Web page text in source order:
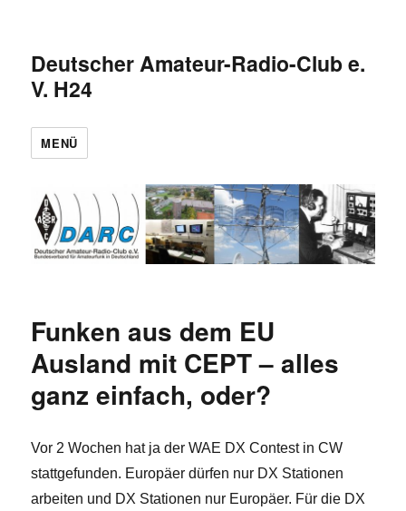
Deutscher Amateur-Radio-Club e.
V. H24
MENÜ
Funken aus dem EU
Ausland mit CEPT – alles
ganz einfach, oder?
Vor 2 Wochen hat ja der WAE DX Contest in CW
stattgefunden. Europäer dürfen nur DX Stationen
arbeiten und DX Stationen nur Europäer. Für die DX